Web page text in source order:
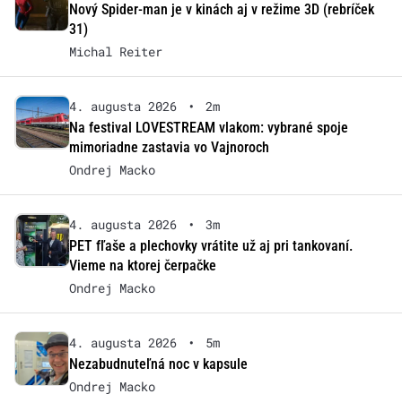
Nový Spider-man je v kinách aj v režime 3D (rebríček
31)
Michal Reiter
4. augusta 2026 •
2m
Na festival LOVESTREAM vlakom: vybrané spoje
mimoriadne zastavia vo Vajnoroch
Ondrej Macko
4. augusta 2026 •
3m
PET fľaše a plechovky vrátite už aj pri tankovaní.
Vieme na ktorej čerpačke
Ondrej Macko
4. augusta 2026 •
5m
Nezabudnuteľná noc v kapsule
Ondrej Macko